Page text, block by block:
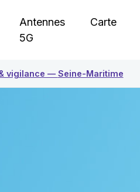
Antennes
5G
Carte
vigilance — Seine-Maritime